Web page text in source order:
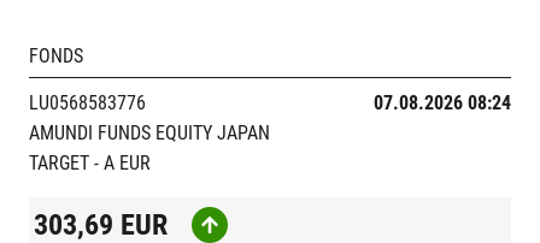
FONDS
LU0568583776
AMUNDI FUNDS EQUITY JAPAN
TARGET - A EUR
07.08.2026 08:24
303,69 EUR